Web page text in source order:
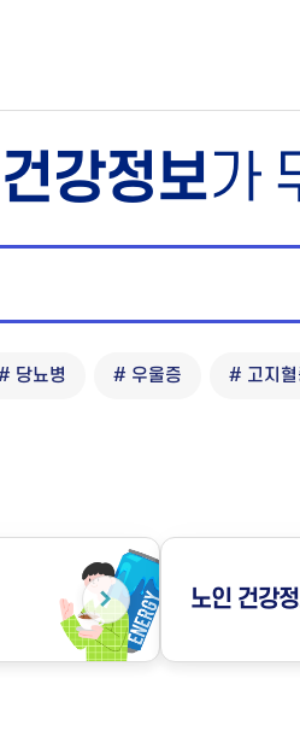
강정보가
당뇨병 # 우울증 # 고지혈
노인 건강